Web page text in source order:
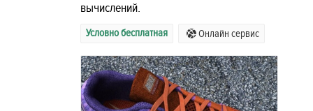
вычислений.
Условно бесплатная Онлайн сервис